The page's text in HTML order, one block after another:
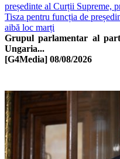
președinte al Curții Supreme,
Tisza pentru funcția de
aibă loc marți
Grupul parlamentar al
Ungaria...
[G4Media] 08/08/2026